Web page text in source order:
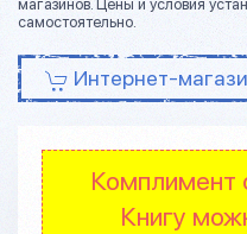
магазинов. Цены и условия
самостоятельно.
Интернет-
Комплимент
Книгу